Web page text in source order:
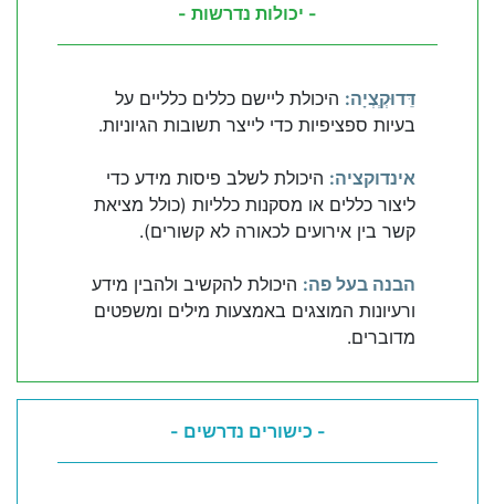
- יכולות נדרשות -
דֵּדוּקְְצְיָה: היכולת ליישם כללים כלליים על
בעיות ספציפיות כדי לייצר תשובות הגיוניות.
אינדוקציה: היכולת לשלב פיסות מידע כדי
ליצור כללים או מסקנות כלליות (כולל מציאת
קשר בין אירועים לכאורה לא קשורים).
הבנה בעל פה: היכולת להקשיב ולהבין מידע
ורעיונות המוצגים באמצעות מילים ומשפטים
מדוברים.
- כישורים נדרשים -